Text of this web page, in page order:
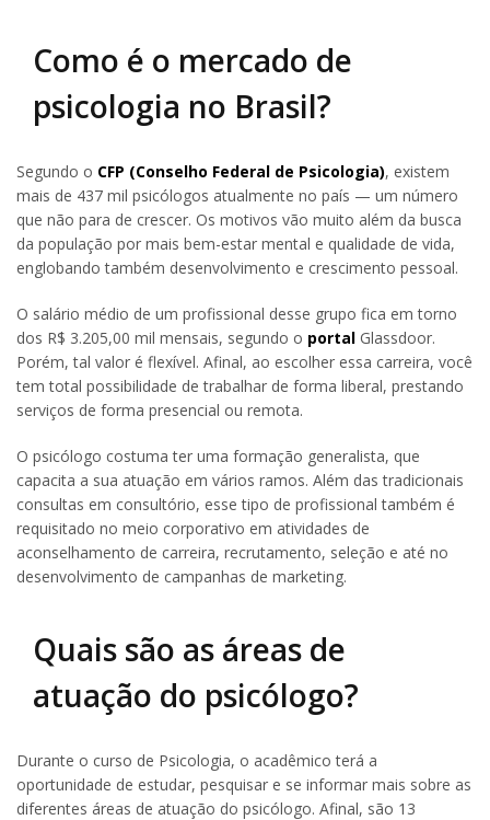
Como é o mercado de
psicologia no Brasil?
Segundo o CFP (Conselho Federal de Psicologia), existem
mais de 437 mil psicólogos atualmente no país — um número
que não para de crescer. Os motivos vão muito além da busca
da população por mais bem-estar mental e qualidade de vida,
englobando também desenvolvimento e crescimento pessoal.
O salário médio de um profissional desse grupo fica em torno
dos R$ 3.205,00 mil mensais, segundo o portal Glassdoor.
Porém, tal valor é flexível. Afinal, ao escolher essa carreira, você
tem total possibilidade de trabalhar de forma liberal, prestando
serviços de forma presencial ou remota.
O psicólogo costuma ter uma formação generalista, que
capacita a sua atuação em vários ramos. Além das tradicionais
consultas em consultório, esse tipo de profissional também é
requisitado no meio corporativo em atividades de
aconselhamento de carreira, recrutamento, seleção e até no
desenvolvimento de campanhas de marketing.
Quais são as áreas de
atuação do psicólogo?
Durante o curso de Psicologia, o acadêmico terá a
oportunidade de estudar, pesquisar e se informar mais sobre as
diferentes áreas de atuação do psicólogo. Afinal, são 13